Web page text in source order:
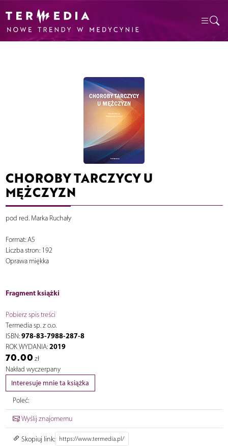
CHOROBY TARCZYCY U
MĘŻCZYZN
pod red. Marka Ruchały
Format: A5
Liczba stron: 192
Oprawa miękka
Fragment książki
Pobierz spis treści
Termedia sp. z o.o.
ISBN:978-83-7988-287-8
ROK WYDANIA:2019
70.00 zł
Nakład wyczerpany
Interesuje mnie ta książka
Poleć:
Wyślij znajomemu
Skopiuj link: